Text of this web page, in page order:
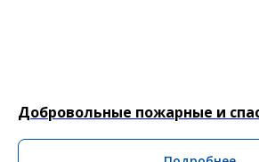
Добровольные пожарные и